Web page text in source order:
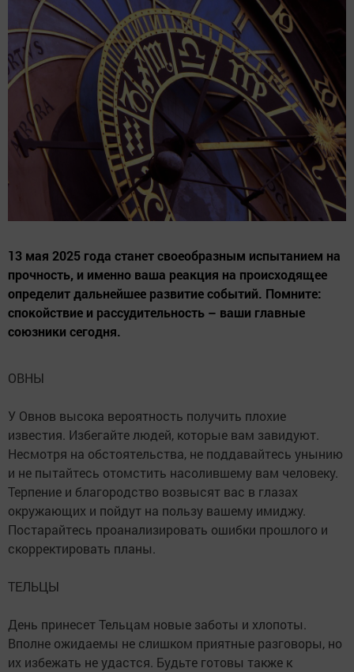
13 мая 2025 года станет своеобразным испытанием на
прочность, и именно ваша реакция на происходящее
определит дальнейшее развитие событий. Помните:
спокойствие и рассудительность – ваши главные
союзники сегодня.
ОВНЫ
У Овнов высока вероятность получить плохие
известия. Избегайте людей, которые вам завидуют.
Несмотря на обстоятельства, не поддавайтесь унынию
и не пытайтесь отомстить насолившему вам человеку.
Терпение и благородство возвысят вас в глазах
окружающих и пойдут на пользу вашему имиджу.
Постарайтесь проанализировать ошибки прошлого и
скорректировать планы.
ТЕЛЬЦЫ
День принесет Тельцам новые заботы и хлопоты.
Вполне ожидаемы не слишком приятные разговоры, но
их избежать не удастся. Будьте готовы также к